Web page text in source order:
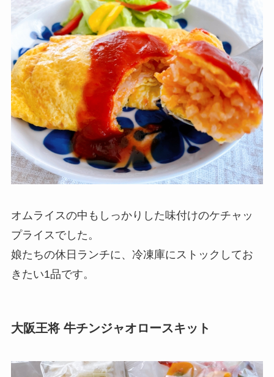
オムライスの中もしっかりした味付けのケチャッ
プライスでした。
娘たちの休日ランチに、冷凍庫にストックしてお
きたい1品です。
大阪王将 牛チンジャオロースキット